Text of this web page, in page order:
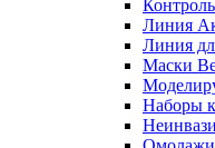
Линия
Линия
Маски
Наборы